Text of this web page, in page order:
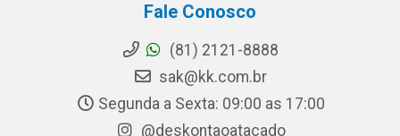
Fale Conosco
(81) 2121-8888
sak@kk.com.br
Segunda a Sexta: 09:00 as 17:00
@deskontaoatacado